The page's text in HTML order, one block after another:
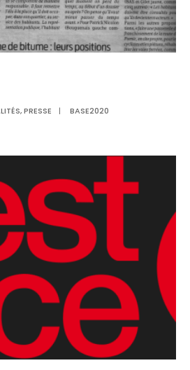
,PRESSE | BASE2020